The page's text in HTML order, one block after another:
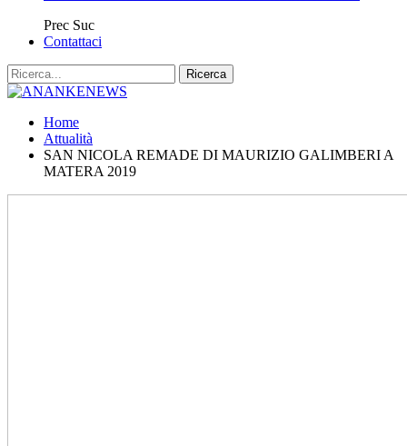
Prec Suc
Contattaci
Home
Attualità
SAN NICOLA REMADE DI MAURIZIO GALIMBERI A
MATERA 2019